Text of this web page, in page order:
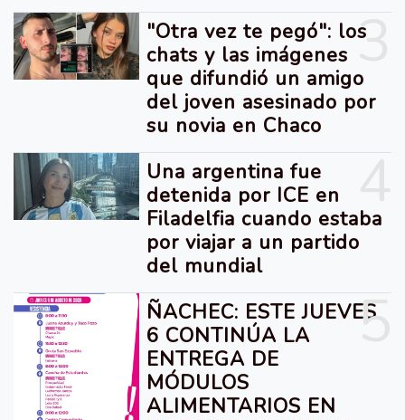
3
"Otra vez te pegó": los
chats y las imágenes
que difundió un amigo
del joven asesinado por
su novia en Chaco
Una argentina fue
detenida por ICE en
Filadelfia cuando estaba
por viajar a un partido
del mundial
5
ÑACHEC: ESTE JUEVES
6 CONTINÚA LA
ENTREGA DE
MÓDULOS
ALIMENTARIOS EN